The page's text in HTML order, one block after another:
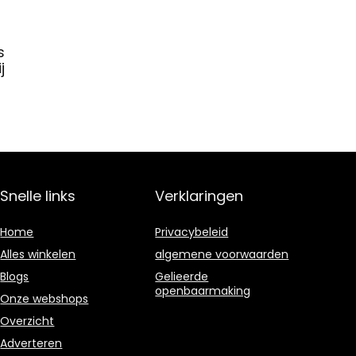
Snelle links
Home
Alles winkelen
Blogs
Onze webshops
Overzicht
Adverteren
Verklaringen
Privacybeleid
algemene voorwaarden
Gelieerde
openbaarmaking